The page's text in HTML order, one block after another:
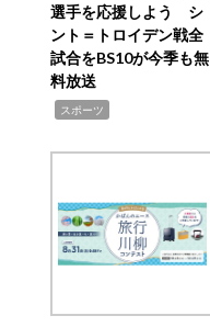
選手を応援しよう シ
ント＝トロイデン戦全
試合をBS10が今季も無
料放送
スポーツ